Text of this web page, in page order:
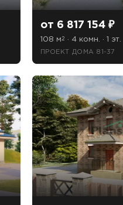
от 6 817 154 ₽
108 м 2 · 4 комн. · 1 эт.
ПРОЕКТ ДОМА 81-37